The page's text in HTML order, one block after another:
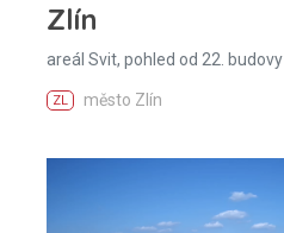
Zlín
areál Svit, pohled od 22. budovy
ZL město Zlín